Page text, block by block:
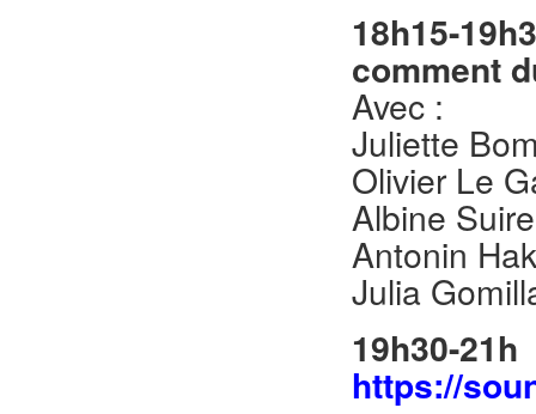
18h15-
comment
Avec :
Juliette
Olivier Le
Albine
Antonin
Julia
19h30-
https://